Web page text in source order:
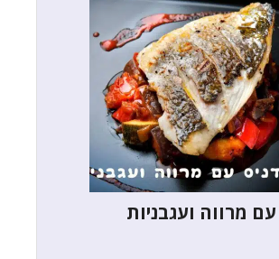
מרווה ועגבניות